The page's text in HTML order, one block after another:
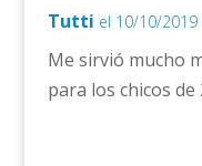
Tutti el 10/10/2019
Me sirvió mucho
para los chicos de